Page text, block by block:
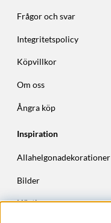
Frågor och svar
Integritetspolicy
Köpvillkor
Om oss
Ångra köp
Inspiration
Allahelgonadekorationer
Bilder
Höstkransar